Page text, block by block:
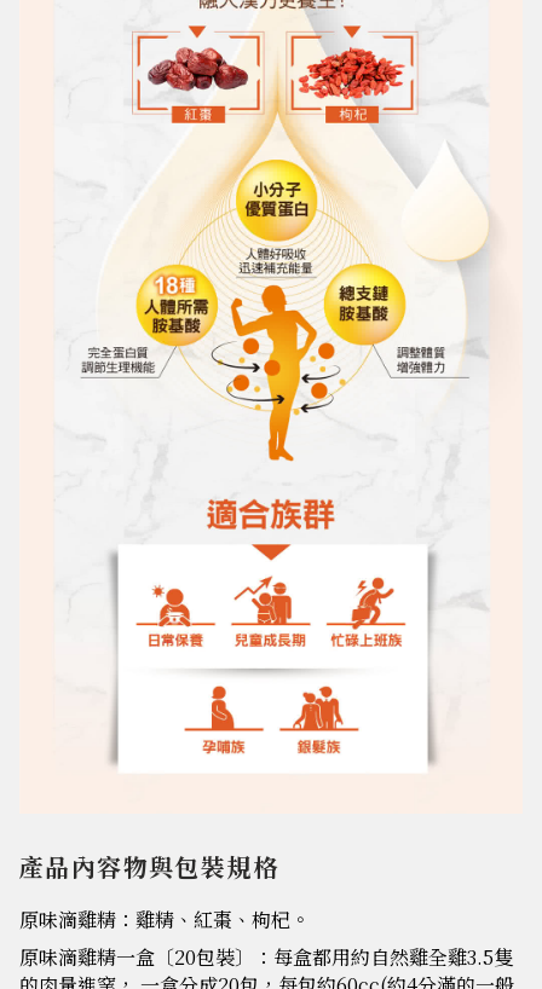
產品內容物與包裝規格
原味滴雞精：雞精、紅棗、枸杞。
原味滴雞精一盒〔20包裝〕：每盒都用約自然雞全雞3.5隻